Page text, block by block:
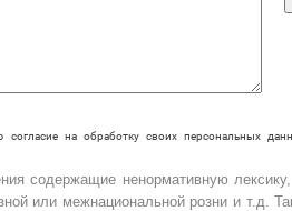
согласие на обработку своих персональных
содержащие ненормативную
или межнациональной розни и т.д.